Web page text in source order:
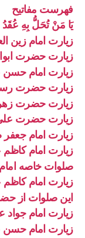
فهرست مفاتیح
يَا مَنْ تُحَلُّ بِهِ عُقَدُ
زیارت امام زین
زیارت حضرت
زیارت امام حسن
زیارت حضرت
زیارت حضرت زهرا
زیارت حضرت علی
زیارت امام جعفر
زیارت امام کاظم
صلوات خاصه امام
زیارت امام کاظم
این صلوات از
زیارت امام جواد
زیارت امام حسن